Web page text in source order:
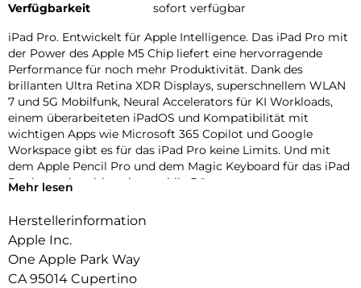
Verfügbarkeit
sofort verfügbar
iPad Pro. Entwickelt für Apple Intelligence. Das iPad Pro mit
der Power des Apple M5 Chip liefert eine hervorragende
Performance für noch mehr Produktivität. Dank des
brillanten Ultra Retina XDR Displays, superschnellem WLAN
7 und 5G Mobilfunk, Neural Accelerators für KI Workloads,
einem überarbeiteten iPadOS und Kompatibilität mit
wichtigen Apps wie Microsoft 365 Copilot und Google
Workspace gibt es für das iPad Pro keine Limits. Und mit
dem Apple Pencil Pro und dem Magic Keyboard für das iPad
Pro ist es das ultimative mobile Büro.
ist der nächste Riesensprung für KI auf dem iPad. Mit bis zu 2
TB Speicher, 16 GB Arbeitsspeicher und leistungsstarken
Neural Accelerators für KI Performance können Projekte
jeder Größe einfach bewältigt werden.
Mehr lesen
Herstellerinformation
Apple Inc.
One Apple Park Way
CA 95014 Cupertino